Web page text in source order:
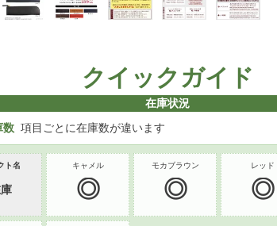
クイックガイド
在庫状況
数 項目ごとに在庫数が違います
ト名 キャメル モカブラウン レッド